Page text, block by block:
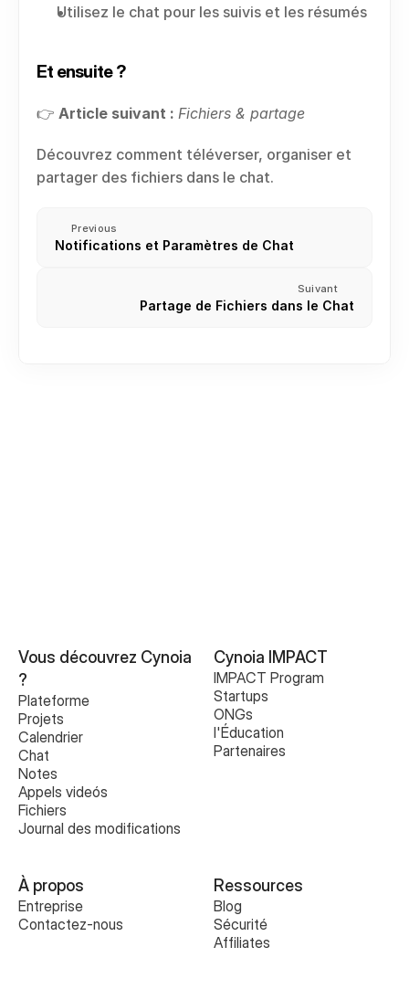
Utilisez le chat pour les suivis et les résumés
Et ensuite ?
👉 Article suivant : Fichiers & partage
Découvrez comment téléverser, organiser et
partager des fichiers dans le chat.
Previous
Notifications et Paramètres de Chat
Suivant
Partage de Fichiers dans le Chat
Vous découvrez Cynoia
?
Plateforme
Projets
Calendrier
Chat
Notes
Appels videós
Fichiers
Journal des modifications
Cynoia IMPACT
IMPACT Program
Startups
ONGs
l'Éducation
Partenaires
À propos
Entreprise
Contactez-nous
Ressources
Blog
Sécurité
Affiliates